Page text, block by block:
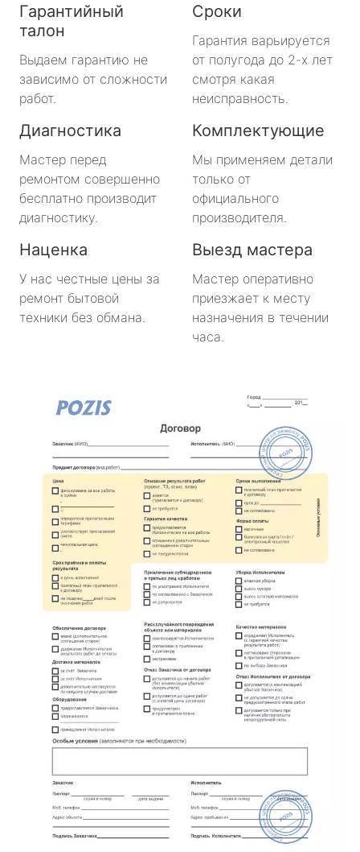
метро Молодежная
метро Преображенская площадь
метро Нахимовский Проспект
метро Коломенская
метро Парк Культуры
метро Маяковская
метро Площадь Революции
метро Проспект Вернадского
метро Планерная
метро Новые Черёмушки
метро Петровско-Разумовская
метро Новокузнецкая
метро Партизанская
метро Румянцево
метро Полежаевская
Гарантийный
талон
Выдаем гарантию не
зависимо от сложности
работ.
Сроки
Гарантия варьируется
от полугода до 2-х лет
смотря какая
неисправность.
Диагностика
Мастер перед
ремонтом совершенно
бесплатно производит
диагностику.
Комплектующие
Мы применяем детали
только от
официального
производителя.
Наценка
У нас честные цены за
ремонт бытовой
техники без обмана.
Выезд мастера
Мастер оперативно
приезжает к месту
назначения в течении
часа.